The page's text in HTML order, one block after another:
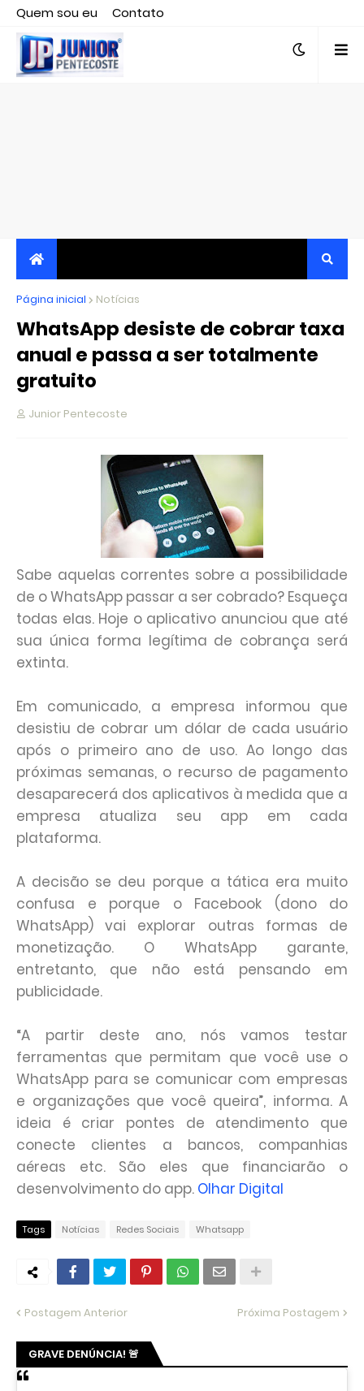
Quem sou eu
Contato
Editor responsável, jornalista Clovis Almeida.
JORNALISMO INDEPENDENTE, TRANSPARENTE E
CRÍTICO
Página inicial Notícias
WhatsApp desiste de cobrar taxa
anual e passa a ser totalmente
gratuito
Junior Pentecoste
Sabe aquelas correntes sobre a possibilidade
de o WhatsApp passar a ser cobrado? Esqueça
todas elas. Hoje o aplicativo anunciou que até
sua única forma legítima de cobrança será
extinta.
Em comunicado, a empresa informou que
desistiu de cobrar um dólar de cada usuário
após o primeiro ano de uso. Ao longo das
próximas semanas, o recurso de pagamento
desaparecerá dos aplicativos à medida que a
empresa atualiza seu app em cada
plataforma.
A decisão se deu porque a tática era muito
confusa e porque o Facebook (dono do
WhatsApp) vai explorar outras formas de
monetização. O WhatsApp garante,
entretanto, que não está pensando em
publicidade.
“A partir deste ano, nós vamos testar
ferramentas que permitam que você use o
WhatsApp para se comunicar com empresas
e organizações que você queira”, informa. A
ideia é criar pontes de atendimento que
conecte clientes a bancos, companhias
aéreas etc. São eles que financiarão o
desenvolvimento do app. Olhar Digital
Tags Notícias Redes Sociais Whatsapp
Postagem Anterior Próxima Postagem
GRAVE DENÚNCIA! 🚨